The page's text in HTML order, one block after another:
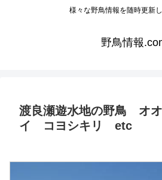
様々な野鳥情報を随時更新し
野鳥情報
渡良瀬遊水地の野鳥 オ
イ コヨシキリ etc